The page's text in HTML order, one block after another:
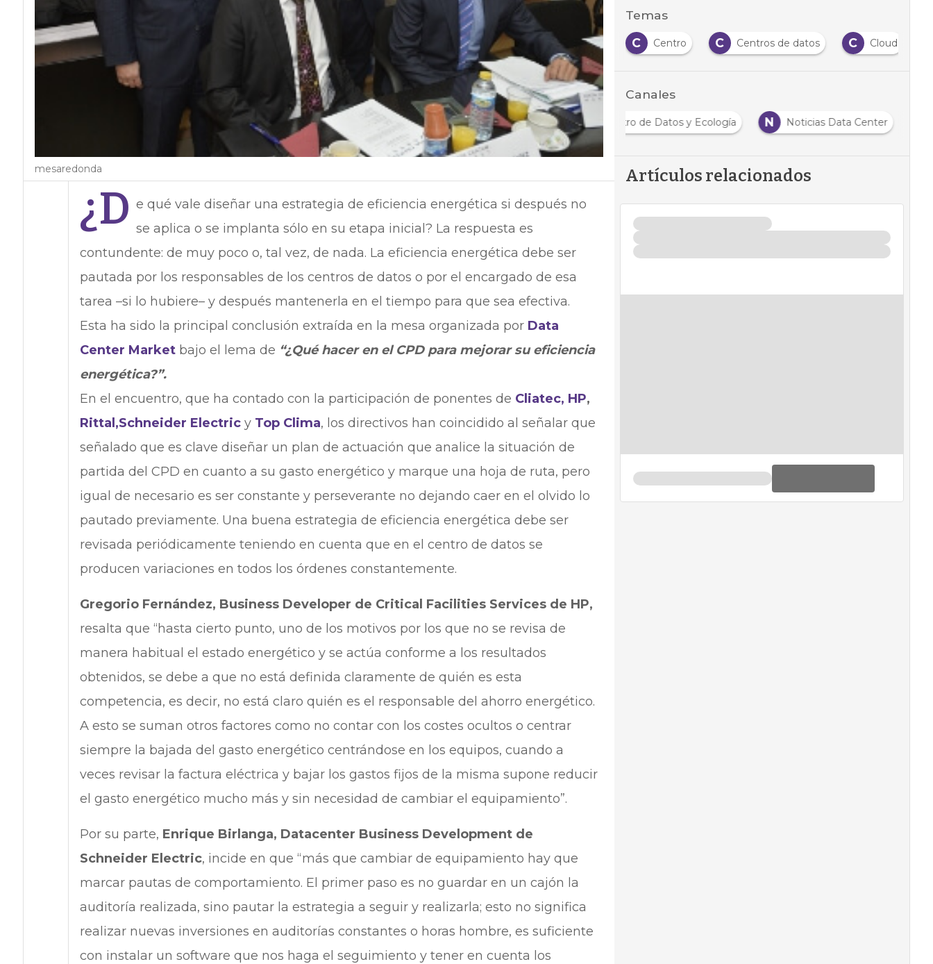
mesaredonda
¿D e qué vale diseñar una estrategia de eficiencia energética si después no
se aplica o se implanta sólo en su etapa inicial? La respuesta es
contundente: de muy poco o, tal vez, de nada. La eficiencia energética debe ser
pautada por los responsables de los centros de datos o por el encargado de esa
tarea –si lo hubiere– y después mantenerla en el tiempo para que sea efectiva.
Esta ha sido la principal conclusión extraída en la mesa organizada por Data
Center Marketbajo el lema de “¿Qué hacer en el CPD para mejorar su eficiencia
energética?”.
En el encuentro, que ha contado con la participación de ponentes de Cliatec, HP,
Rittal,Schneider Electricy Top Clima, los directivos han coincidido al señalar que
señalado que es clave diseñar un plan de actuación que analice la situación de
partida del CPD en cuanto a su gasto energético y marque una hoja de ruta, pero
igual de necesario es ser constante y perseverante no dejando caer en el olvido lo
pautado previamente. Una buena estrategia de eficiencia energética debe ser
revisada periódicamente teniendo en cuenta que en el centro de datos se
producen variaciones en todos los órdenes constantemente.
Gregorio Fernández, Business Developer de Critical Facilities Services de HP,
resalta que “hasta cierto punto, uno de los motivos por los que no se revisa de
manera habitual el estado energético y se actúa conforme a los resultados
obtenidos, se debe a que no está definida claramente de quién es esta
competencia, es decir, no está claro quién es el responsable del ahorro energético.
A esto se suman otros factores como no contar con los costes ocultos o centrar
siempre la bajada del gasto energético centrándose en los equipos, cuando a
veces revisar la factura eléctrica y bajar los gastos fijos de la misma supone reducir
el gasto energético mucho más y sin necesidad de cambiar el equipamiento”.
Por su parte, Enrique Birlanga, Datacenter Business Development de
Schneider Electric, incide en que “más que cambiar de equipamiento hay que
marcar pautas de comportamiento. El primer paso es no guardar en un cajón la
auditoría realizada, sino pautar la estrategia a seguir y realizarla; esto no significa
realizar nuevas inversiones en auditorías constantes o horas hombre, es suficiente
con instalar un software que nos haga el seguimiento y tener en cuenta los
Temas
A
Ahorro C Centro C Centros de datos C Cloud
Canales
C
Centro de Datos y Ecología N Noticias Data Center
Artículos relacionados